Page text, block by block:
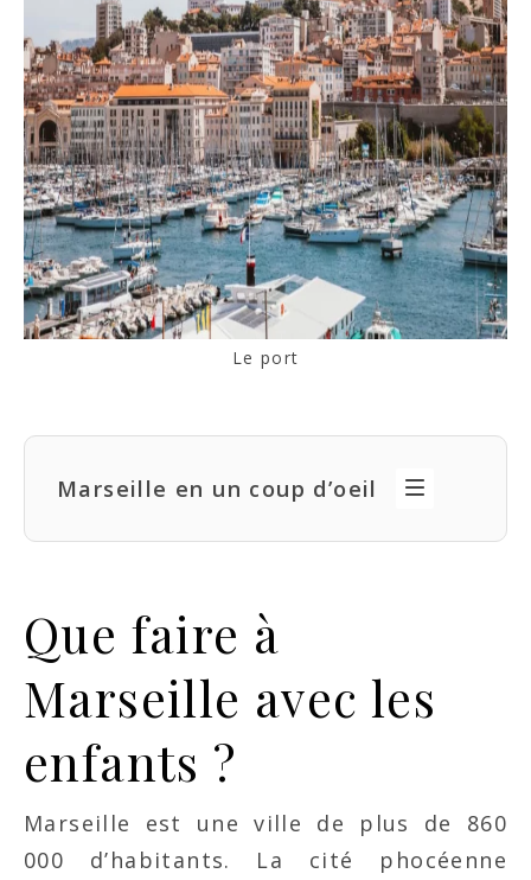
Le port
Marseille en un coup d’oeil
Que faire à
Marseille avec les
enfants ?
Marseille est une ville de plus de 860
000 d’habitants. La cité phocéenne